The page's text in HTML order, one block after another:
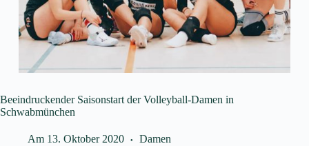
Beeindruckender Saisonstart der Volleyball-Damen in
Schwabmünchen
Am 13. Oktober 2020 Damen